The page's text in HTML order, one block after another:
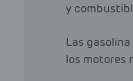
y
Las
los motores